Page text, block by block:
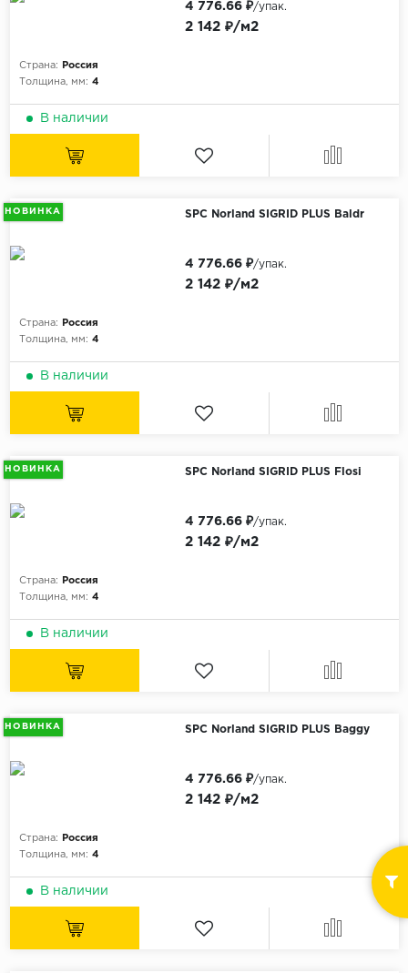
Страна:
Россия
Толщина, мм: 4
2 142 ₽/м2
4 776.66 ₽/упак.
В наличии
НОВИНКА SPC Norland SIGRID PLUS Baldr
Страна:
Россия
Толщина, мм: 4
2 142 ₽/м2
4 776.66 ₽/упак.
В наличии
НОВИНКА SPC Norland SIGRID PLUS Flosi
Страна:
Россия
Толщина, мм: 4
2 142 ₽/м2
4 776.66 ₽/упак.
В наличии
НОВИНКА SPC Norland SIGRID PLUS Baggy
Страна:
Россия
Толщина, мм: 4
2 142 ₽/м2
4 776.66 ₽/упак.
В наличии